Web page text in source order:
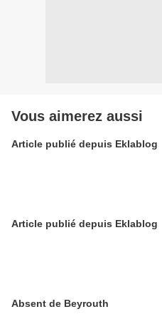
Vous aimerez aussi
Article publié depuis Eklablog
Article publié depuis Eklablog
Absent de Beyrouth